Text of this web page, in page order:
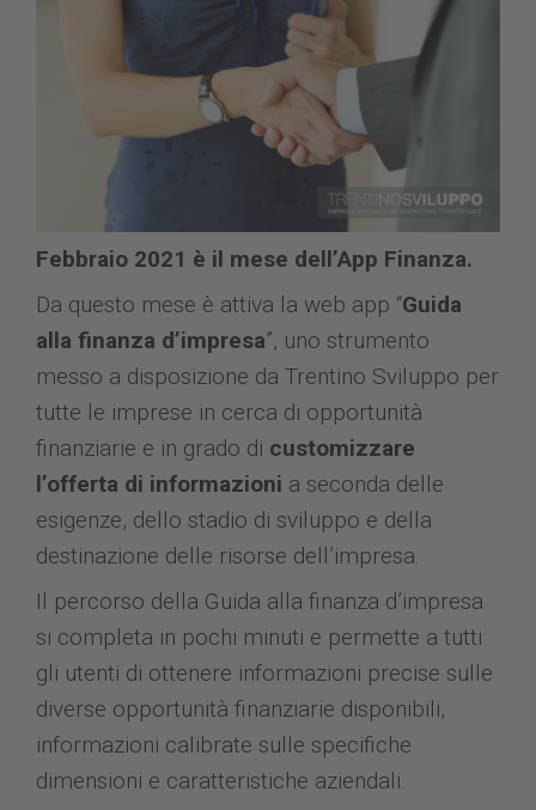
Febbraio 2021 è il mese dell’App Finanza.
Da questo mese è attiva la web app “Guida
alla finanza d’impresa”, uno strumento
messo a disposizione da Trentino Sviluppo per
tutte le imprese in cerca di opportunità
finanziarie e in grado di customizzare
l’offerta di informazioni a seconda delle
esigenze, dello stadio di sviluppo e della
destinazione delle risorse dell’impresa.
Il percorso della Guida alla finanza d’impresa
si completa in pochi minuti e permette a tutti
gli utenti di ottenere informazioni precise sulle
diverse opportunità finanziarie disponibili,
informazioni calibrate sulle specifiche
dimensioni e caratteristiche aziendali.